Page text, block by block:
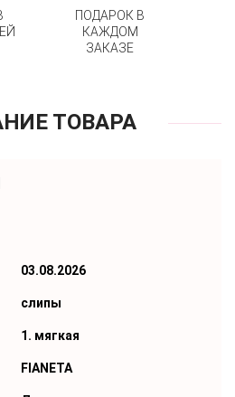
ПОДАРОК В
КАЖДОМ
ЗАКАЗЕ
ТОВАРА
03.08.2026
слипы
1. мягкая
FIANETA